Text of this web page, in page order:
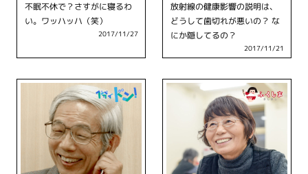
不眠不休で？さすがに寝るわ
い。ワッハッハ（笑）
2017/11/27
放射線の健康影響の説明は、
どうして歯切れが悪いの？ な
にか隠してるの？
2017/11/21